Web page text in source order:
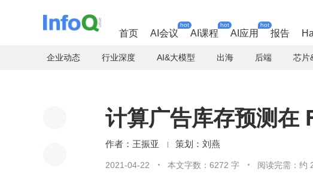
首页 AI会议
hot
AI课程
hot
AI应用
hot
报告
企业动态 行业深度 AI&大模型 出海 后端 芯片
计算广告库存预测在
王振亚 刘燕
2021-04-22 本文字数：6272 字 阅读完需：约